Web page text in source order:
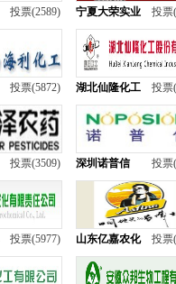
投票(2589) 宁夏大荣实业 投票
投票(5872) 湖北仙隆化工 投票
投票(3509) 深圳诺普信 投票
投票(5977) 山东亿嘉农化 投票